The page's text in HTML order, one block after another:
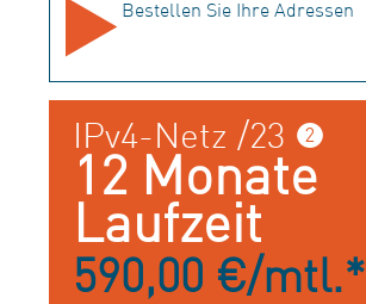
Bestellen Sie Ihre Adressen
IPv4-Netz /23 ❷
12 Monate
Laufzeit
590,00 €/mtl.*